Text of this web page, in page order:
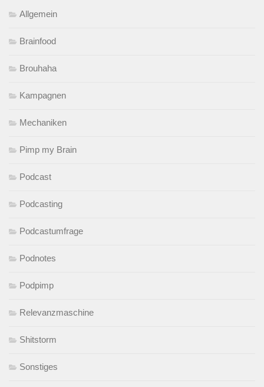
Allgemein
Brainfood
Brouhaha
Kampagnen
Mechaniken
Pimp my Brain
Podcast
Podcasting
Podcastumfrage
Podnotes
Podpimp
Relevanzmaschine
Shitstorm
Sonstiges